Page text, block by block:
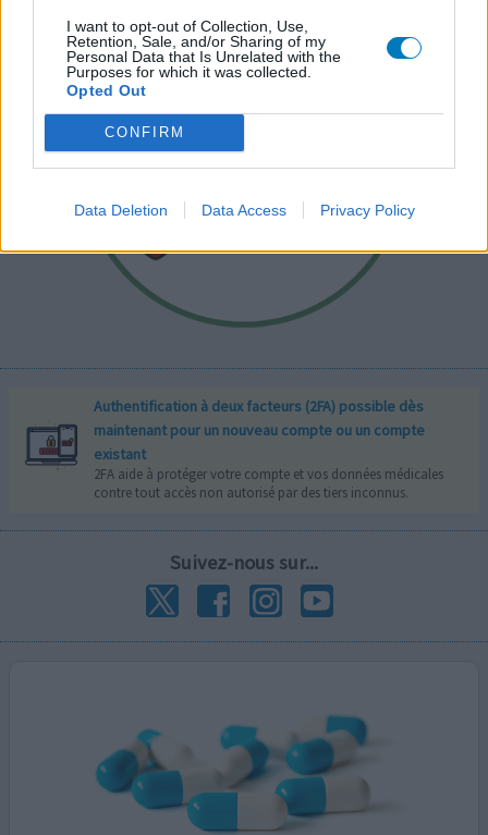
I want to opt-out of Collection, Use,
Retention, Sale, and/or Sharing of my
Personal Data that Is Unrelated with the
Purposes for which it was collected.
Opted Out
CONFIRM
Data Deletion Data Access Privacy Policy
Authentification à deux facteurs (2FA) possible dès
maintenant pour un nouveau compte ou un compte
existant
2FA aide à protéger votre compte et vos données médicales
contre tout accès non autorisé par des tiers inconnus.
Suivez-nous sur...